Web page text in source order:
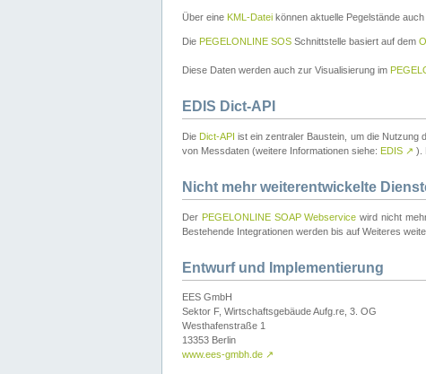
Über eine KML-Datei können aktuelle Pegelstände
Die PEGELONLINE SOS Schnittstelle basiert auf dem
Diese Daten werden auch zur Visualisierung im
EDIS Dict-API
Die Dict-API ist ein zentraler Baustein, um die Nutzung
von Messdaten (weitere Informationen siehe: EDIS ↗ ).
Nicht mehr weiterentwickelte
Der PEGELONLINE SOAP Webservice wird nicht
Bestehende Integrationen werden bis auf Weiteres
Entwurf und Implementierung
EES GmbH
Sektor F, Wirtschaftsgebäude Aufg.re, 3. OG
Westhafenstraße 1
13353 Berlin
www.ees-gmbh.de ↗